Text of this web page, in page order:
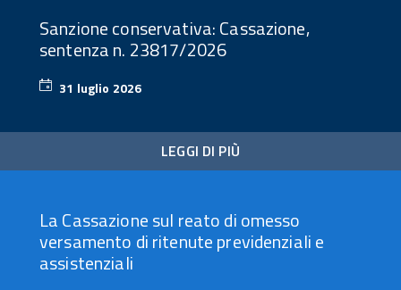
Sanzione conservativa: Cassazione,
sentenza n. 23817/2026
31 luglio 2026
LEGGI DI PIÙ
La Cassazione sul reato di omesso
versamento di ritenute previdenziali e
assistenziali